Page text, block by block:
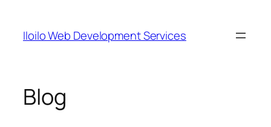
content
Iloilo Web Development Services
Blog